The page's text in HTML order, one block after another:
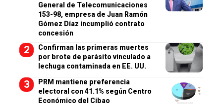
General de Telecomunicaciones
153-98, empresa de Juan Ramón
Gómez Díaz incumplió contrato
concesión
Confirman las primeras muertes
por brote de parásito vinculado a
lechuga contaminada en EE. UU.
PRM mantiene preferencia
electoral con 41.1% según Centro
Económico del Cibao